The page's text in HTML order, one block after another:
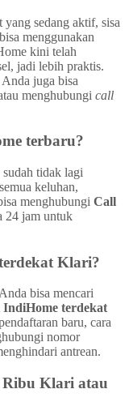
sedang aktif, sisa
menggunakan
kini telah
jadi lebih praktis.
Anda juga bisa
menghubungi call
terbaru?
tidak lagi
keluhan,
menghubungi Call
24 jam untuk
Klari?
bisa mencari
terdekat
baru, cara
nomor
antrean.
Ribu Klari atau